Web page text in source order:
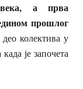
а прва
прошлог
колектива у
је започета